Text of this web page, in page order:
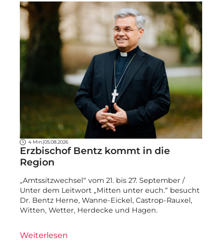
4 Min.| 05.08.2026
Erzbischof Bentz kommt in die
Region
„Amtssitzwechsel“ vom 21. bis 27. September /
Unter dem Leitwort „Mitten unter euch.“ besucht
Dr. Bentz Herne, Wanne-Eickel, Castrop-Rauxel,
Witten, Wetter, Herdecke und Hagen.
Weiterlesen